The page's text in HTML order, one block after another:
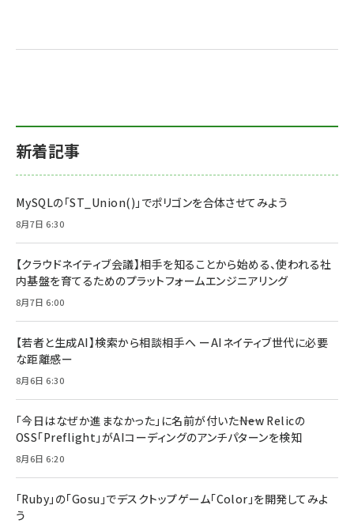
新着記事
MySQLの「ST_Union()」でポリゴンを合体させてみよう
8月7日 6:30
【クラウドネイティブ会議】相手を知ることから始める、使われる社
内基盤を育てるためのプラットフォームエンジニアリング
8月7日 6:00
【若者と生成AI】検索から相談相手へ ーAIネイティブ世代に必要
な距離感ー
8月6日 6:30
「今日はなぜか進まなかった」に名前が付いた――New Relicの
OSS「Preflight」がAIコーディングのアンチパターンを検知
8月6日 6:20
「Ruby」の「Gosu」でデスクトップゲーム「Color」を開発してみよ
う